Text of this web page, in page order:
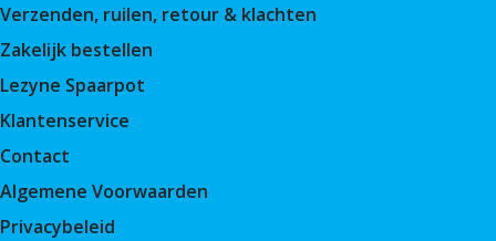
Verzenden, ruilen, retour & klachten
Zakelijk bestellen
Lezyne Spaarpot
Klantenservice
Contact
Algemene Voorwaarden
Privacybeleid